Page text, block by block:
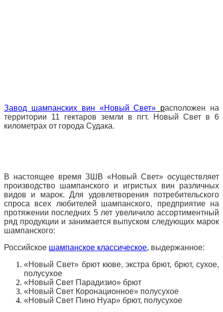
Завод шампанских вин «Новый Свет» расположен на
территории 11 гектаров земли в пгт. Новый Свет в 6
километрах от города Судака.
В настоящее время ЗШВ «Новый Свет» осуществляет
производство шампанского и игристых вин различных
видов и марок. Для удовлетворения потребительского
спроса всех любителей шампанского, предприятие на
протяжении последних 5 лет увеличило ассортиментный
ряд продукции и занимается выпуском следующих марок
шампанского:
Российское шампанское классическое, выдержанное:
«Новый Свет» брют кюве, экстра брют, брют, сухое,
полусухое
«Новый Свет Парадизио» брют
«Новый Свет Коронационное» полусухое
«Новый Свет Пино Нуар» брют, полусухое